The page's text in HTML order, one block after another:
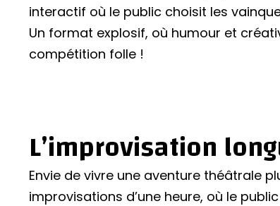
interactif où le public choisit les
Un format explosif, où humour et
compétition folle !
L’improvisation
Envie de vivre une aventure théâtrale
improvisations d’une heure, où le